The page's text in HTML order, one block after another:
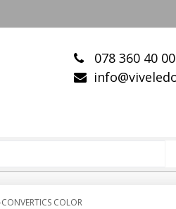
078 360 40 00
COLOR